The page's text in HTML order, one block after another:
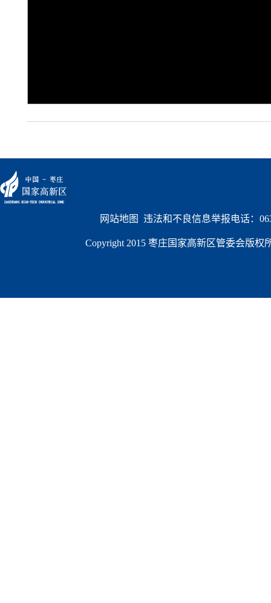
网站地图
违法和不良信息举报电话：
Copyright 2015 枣庄国家高新区管委会版权